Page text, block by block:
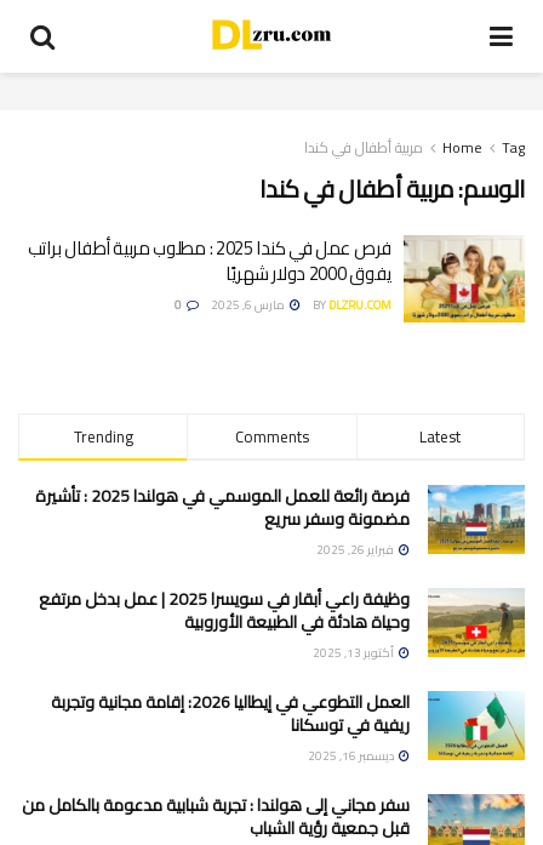
Home Tag مربية أطفال في كندا
الوسم:مربية أطفال في كندا
فرص عمل في كندا 2025 : مطلوب مربية أطفال براتب
يفوق 2000 دولار شهريًا
BYDLZRU.COM مارس 6, 2025
Trending Comments Latest
فرصة رائعة للعمل الموسمي في هولندا 2025 : تأشيرة
مضمونة وسفر سريع
فبراير 26, 2025
وظيفة راعي أبقار في سويسرا 2025 | عمل بدخل مرتفع
وحياة هادئة في الطبيعة الأوروبية
أكتوبر 13, 2025
العمل التطوعي في إيطاليا 2026: إقامة مجانية وتجربة
ريفية في توسكانا
ديسمبر 16, 2025
سفر مجاني إلى هولندا : تجربة شبابية مدعومة بالكامل من
قبل جمعية رؤية الشباب